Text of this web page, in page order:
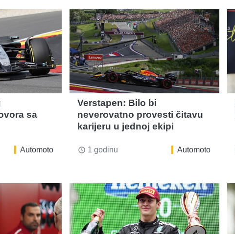
sa
Automoto
Verstapen: Bilo bi
neverovatno provesti čitavu
karijeru u jednoj ekipi
access_time 1 godinu Automoto